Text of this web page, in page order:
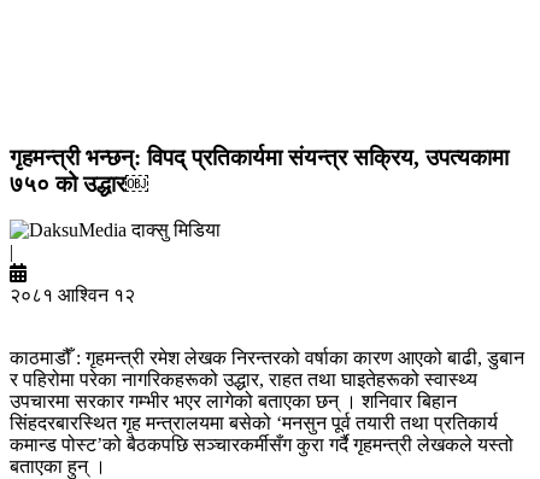
गृहमन्त्री भन्छन्: विपद् प्रतिकार्यमा संयन्त्र सक्रिय, उपत्यकामा
७५० को उद्धार￼
दाक्सु मिडिया
|
२०८१ आश्विन १२
काठमाडौँ : गृहमन्त्री रमेश लेखक निरन्तरको वर्षाका कारण आएको बाढी, डुबान
र पहिरोमा परेका नागरिकहरूको उद्धार, राहत तथा घाइतेहरूको स्वास्थ्य
उपचारमा सरकार गम्भीर भएर लागेको बताएका छन् । शनिवार बिहान
सिंहदरबारस्थित गृह मन्त्रालयमा बसेको ‘मनसुन पूर्व तयारी तथा प्रतिकार्य
कमान्ड पोस्ट’को बैठकपछि सञ्चारकर्मीसँग कुरा गर्दै गृहमन्त्री लेखकले यस्तो
बताएका हुन् ।